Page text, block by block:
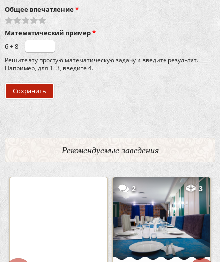
Общее впечатление*
Математический пример*
6 + 8 =
Решите эту простую математическую задачу и введите результат.
Например, для 1+3, введите 4.
Рекомендуемые заведения
2 3